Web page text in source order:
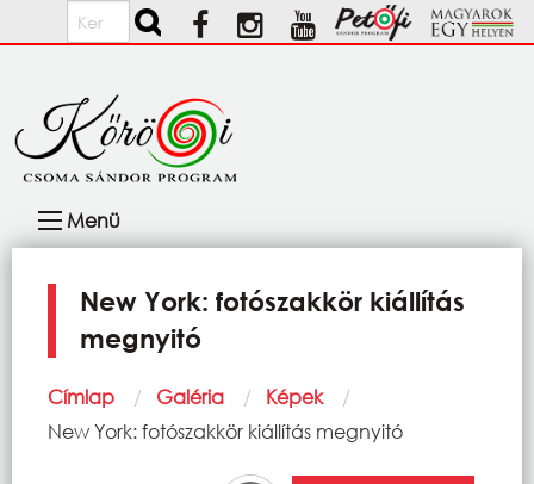
Ugrás a tartalomra
Keresés
navigáció
Menü
New York: fotószakkör kiállítás
megnyitó
Morzsa
Címlap Galéria
Képek
Current:
New York: fotószakkör kiállítás megnyitó